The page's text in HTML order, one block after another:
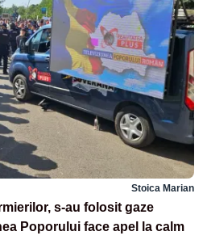
Stoica Marian
s-au folosit gaze
Poporului face apel la calm